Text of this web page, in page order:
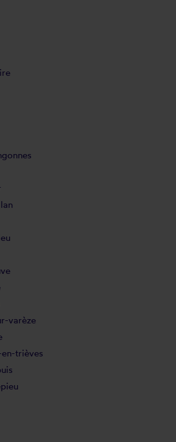
varèze
en-trièves